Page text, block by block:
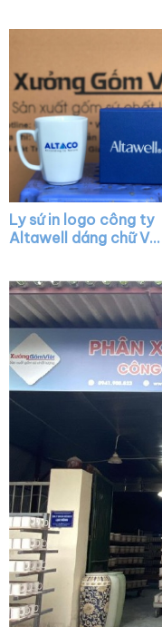
Ly sứ in logo công ty
Altawell dáng chữ V